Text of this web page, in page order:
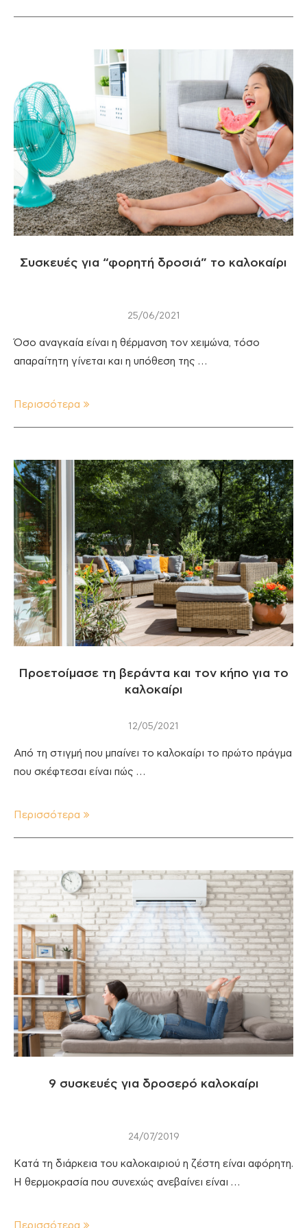
Συσκευές για “φορητή δροσιά” το καλοκαίρι
25/06/2021
Όσο αναγκαία είναι η θέρμανση τον χειμώνα, τόσο
απαραίτητη γίνεται και η υπόθεση της …
Περισσότερα
Προετοίμασε τη βεράντα και τον κήπο για το
καλοκαίρι
12/05/2021
Από τη στιγμή που μπαίνει το καλοκαίρι το πρώτο πράγμα
που σκέφτεσαι είναι πώς …
Περισσότερα
9 συσκευές για δροσερό καλοκαίρι
24/07/2019
Κατά τη διάρκεια του καλοκαιριού η ζέστη είναι αφόρητη.
Η θερμοκρασία που συνεχώς ανεβαίνει είναι …
Περισσότερα